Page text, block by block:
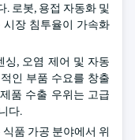
로봇, 용접 자동화 및
장 침투율이 가속화
싱, 오염 제어 및 자동
인 부품 수요를 창출
품 수출 우위는 고급
다.
품 가공 분야에서 위